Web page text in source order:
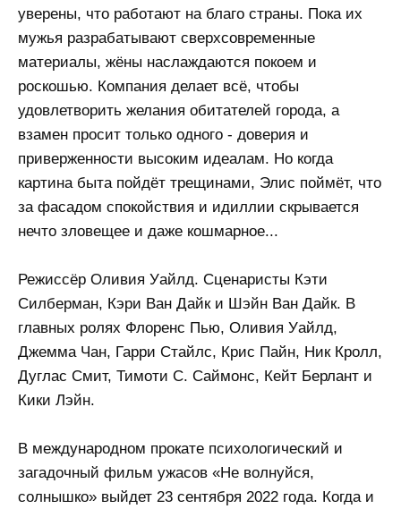
уверены, что работают на благо страны. Пока их
мужья разрабатывают сверхсовременные
материалы, жёны наслаждаются покоем и
роскошью. Компания делает всё, чтобы
удовлетворить желания обитателей города, а
взамен просит только одного - доверия и
приверженности высоким идеалам. Но когда
картина быта пойдёт трещинами, Элис поймёт, что
за фасадом спокойствия и идиллии скрывается
нечто зловещее и даже кошмарное...
Режиссёр Оливия Уайлд. Сценаристы Кэти
Силберман, Кэри Ван Дайк и Шэйн Ван Дайк. В
главных ролях Флоренс Пью, Оливия Уайлд,
Джемма Чан, Гарри Стайлс, Крис Пайн, Ник Кролл,
Дуглас Смит, Тимоти С. Саймонс, Кейт Берлант и
Кики Лэйн.
В международном прокате психологический и
загадочный фильм ужасов «Не волнуйся,
солнышко» выйдет 23 сентября 2022 года. Когда и